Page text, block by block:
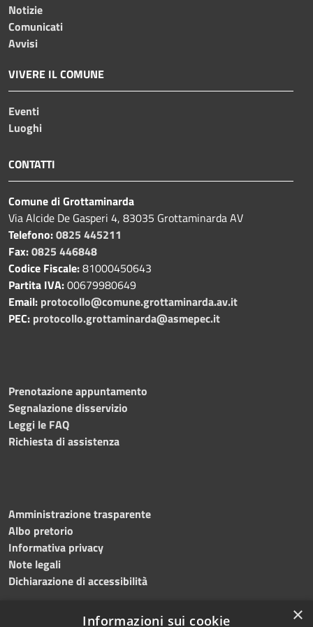
Notizie
Comunicati
Avvisi
VIVERE IL COMUNE
Eventi
Luoghi
CONTATTI
Comune di Grottaminarda
Via Alcide De Gasperi 4, 83035 Grottaminarda AV
Telefono:0825 445211
Fax:0825 446848
Codice Fiscale:81000450643
Partita IVA:00679980649
Email: protocollo@comune.grottaminarda.av.it
PEC: protocollo.grottaminarda@asmepec.it
Prenotazione appuntamento
Segnalazione disservizio
Leggi le FAQ
Richiesta di assistenza
Amministrazione trasparente
Albo pretorio
Informativa privacy
Note legali
Dichiarazione di accessibilità
×
Informazioni sui cookie